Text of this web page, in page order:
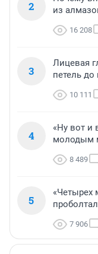
2
из
16 208
3
Лицевая
петель до
10 111
4
«Ну вот и
молодым
8 489
5
«Четырех
7 906